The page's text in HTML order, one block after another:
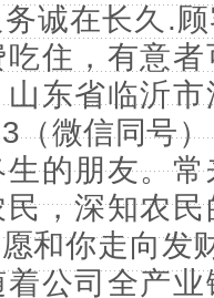
诚在长久.
住，有意
东省临沂
（微信同号）
朋友。常
，深知农
和你走向发
公司全产